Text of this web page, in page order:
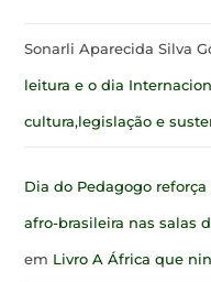
Sonarli Aparecida Silva
leitura e o dia
cultura,legislação e
Dia do Pedagogo
afro-brasileira nas salas
em Livro A África que